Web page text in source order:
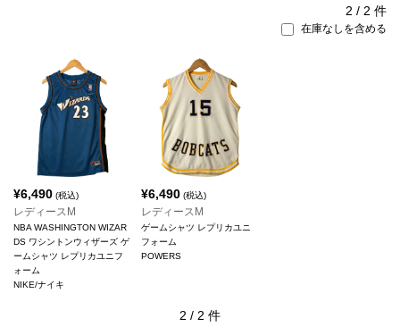
2 / 2 件
在庫なしを含める
¥6,490 (税込)
レディースM
NBA WASHINGTON WIZAR
DS ワシントンウィザーズ ゲ
ームシャツ レプリカユニフ
ォーム
NIKE/ナイキ
¥6,490(税込)
レディースM
ゲームシャツ レプリカユニ
フォーム
POWERS
2 / 2 件